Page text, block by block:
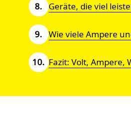
Geräte, die viel
Wie viele Ampere
Fazit: Volt, Ampere,